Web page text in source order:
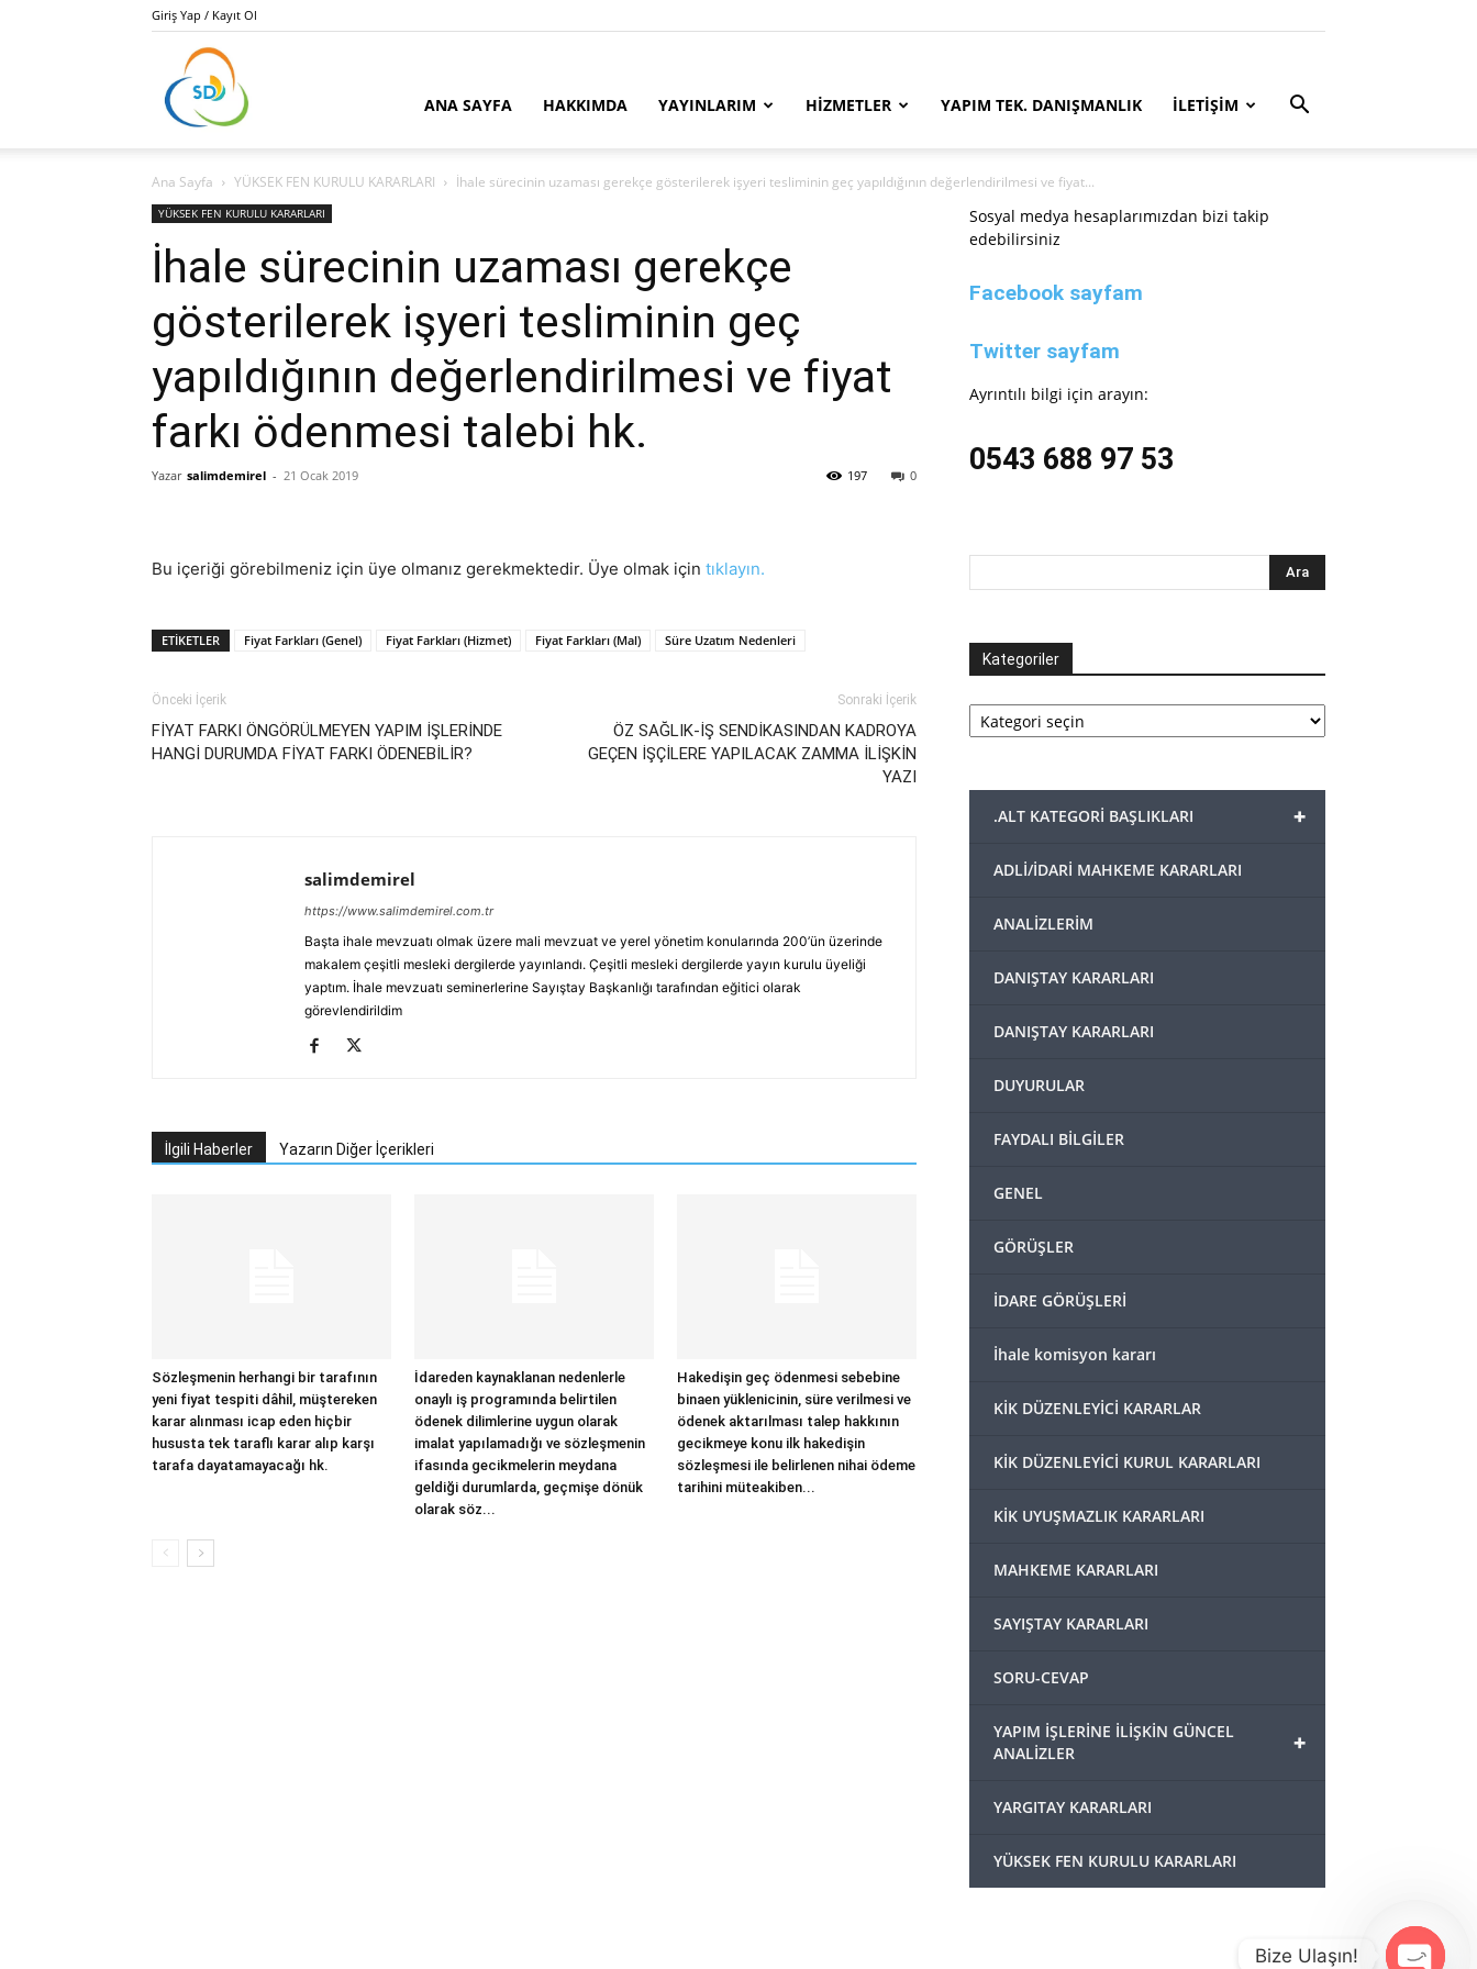
Giriş Yap / Kayıt Ol
İhale
Danışmanı
Salim
ANA SAYFA HAKKIMDA YAYINLARIM HİZMETLER YAPIM TEK. DANIŞMANLIK İLETİŞİM
Ana Sayfa YÜKSEK FEN KURULU KARARLARI İhale sürecinin uzaması gerekçe gösterilerek işyeri tesliminin geç yapıldığının değerlendirilmesi ve fiyat...
YÜKSEK FEN KURULU KARARLARI
İhale sürecinin uzaması gerekçe
gösterilerek işyeri tesliminin geç
yapıldığının değerlendirilmesi ve fiyat
farkı ödenmesi talebi hk.
Yazar salimdemirel - 21 Ocak 2019 0
197
Bu içeriği görebilmeniz için üye olmanız gerekmektedir. Üye olmak için tıklayın.
ETIKETLER Fiyat Farkları (Genel) Fiyat Farkları (Hizmet) Fiyat Farkları (Mal) Süre Uzatım Nedenleri
Önceki İçerik
FİYAT FARKI ÖNGÖRÜLMEYEN YAPIM İŞLERİNDE
HANGİ DURUMDA FİYAT FARKI ÖDENEBİLİR?
Sonraki İçerik
ÖZ SAĞLIK-İŞ SENDİKASINDAN KADROYA
GEÇEN İŞÇİLERE YAPILACAK ZAMMA İLİŞKİN
YAZI
salimdemirel
https://www.salimdemirel.com.tr
Başta ihale mevzuatı olmak üzere mali mevzuat ve yerel yönetim konularında 200’ün üzerinde
makalem çeşitli mesleki dergilerde yayınlandı. Çeşitli mesleki dergilerde yayın kurulu üyeliği
yaptım. İhale mevzuatı seminerlerine Sayıştay Başkanlığı tarafından eğitici olarak
görevlendirildim
İlgili Haberler Yazarın Diğer İçerikleri
Sözleşmenin herhangi bir tarafının
yeni fiyat tespiti dâhil, müştereken
karar alınması icap eden hiçbir
hususta tek taraflı karar alıp karşı
tarafa dayatamayacağı hk.
İdareden kaynaklanan nedenlerle
onaylı iş programında belirtilen
ödenek dilimlerine uygun olarak
imalat yapılamadığı ve sözleşmenin
ifasında gecikmelerin meydana
geldiği durumlarda, geçmişe dönük
olarak söz...
Hakedişin geç ödenmesi sebebine
binaen yüklenicinin, süre verilmesi ve
ödenek aktarılması talep hakkının
gecikmeye konu ilk hakedişin
sözleşmesi ile belirlenen nihai ödeme
tarihini müteakiben...
Sosyal medya hesaplarımızdan bizi takip
edebilirsiniz
Facebook sayfam
Twitter sayfam
Ayrıntılı bilgi için arayın:
0543 688 97 53
Kategoriler
Kategoriler
+
.ALT KATEGORİ BAŞLIKLARI
ADLİ/İDARİ MAHKEME KARARLARI
ANALİZLERİM
DANIŞTAY KARARLARI
DANIŞTAY KARARLARI
DUYURULAR
FAYDALI BİLGİLER
GENEL
GÖRÜŞLER
İDARE GÖRÜŞLERİ
İhale komisyon kararı
KİK DÜZENLEYİCİ KARARLAR
KİK DÜZENLEYİCİ KURUL KARARLARI
KİK UYUŞMAZLIK KARARLARI
MAHKEME KARARLARI
SAYIŞTAY KARARLARI
SORU-CEVAP
+
YAPIM İŞLERİNE İLİŞKİN GÜNCEL
ANALİZLER
YARGITAY KARARLARI
YÜKSEK FEN KURULU KARARLARI
Bize Ulaşın!